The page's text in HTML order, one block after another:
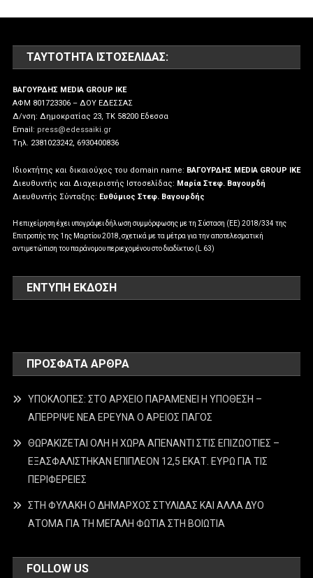
ΤΑΥΤΌΤΗΤΑ ΙΣΤΟΣΕΛΊΔΑΣ:
ΒΑΓΟΥΡΔΗΣ MEDIA GROUP IKE
ΑΦΜ 801723306 – ΔΟΥ ΕΔΕΣΣΑΣ
Δ/νση: Δημοκρατίας 23, ΤΚ 58200 Εδεσσα
Email: press@edessaiki.gr
Tηλ. 2381023242, 6930400836
Ιδιοκτήτης και δικαιούχος του domain name: ΒΑΓΟΥΡΔΗΣ MEDIA GROUP IKE
Διευθυντής και Διαχειριστής Ιστοσελίδας: Μαρία Στεφ. Βαγουρδή
Διευθυντής Σύνταξης: Ευθύμιος Στεφ. Βαγουρδής
Η επιχείρηση έχει υπογράψει δήλωση συμμόρφωσης με τη Σύσταση (ΕΕ) 2018/334 της
Επιτροπής της 1ης Μαρτίου 2018, σχετικά με τα μέτρα για την αποτελεσματική
αντιμετώπιση του παράνομου περιεχομένου στο διαδίκτυο (L 63)
ΕΝΤΥΠΗ ΕΚΔΟΣΗ
ΠΡΌΣΦΑΤΑ ΆΡΘΡΑ
ΥΠΟΚΛΟΠΕΣ: ΣΤΟ ΑΡΧΕΙΟ ΠΑΡΑΜΕΝΕΙ Η ΥΠΟΘΕΣΗ –
ΑΠΕΡΡΙΨΕ ΝΕΑ ΕΡΕΥΝΑ Ο ΑΡΕΙΟΣ ΠΑΓΟΣ
ΘΩΡΑΚΙΖΕΤΑΙ ΟΛΗ Η ΧΩΡΑ ΑΠΕΝΑΝΤΙ ΣΤΙΣ ΕΠΙΖΩΟΤΙΕΣ –
ΕΞΑΣΦΑΛΙΣΤΗΚΑΝ ΕΠΙΠΛΕΟΝ 12,5 ΕΚΑΤ. ΕΥΡΩ ΓΙΑ ΤΙΣ
ΠΕΡΙΦΕΡΕΙΕΣ
ΣΤΗ ΦΥΛΑΚΗ Ο ΔΗΜΑΡΧΟΣ ΣΤΥΛΙΔΑΣ ΚΑΙ ΑΛΛΑ ΔΥΟ
ΑΤΟΜΑ ΓΙΑ ΤΗ ΜΕΓΑΛΗ ΦΩΤΙΑ ΣΤΗ ΒΟΙΩΤΙΑ
FOLLOW US